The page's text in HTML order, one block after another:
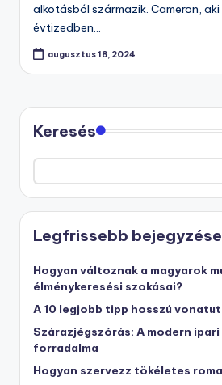
alkotásból származik. Cameron,
évtizedben…
augusztus 18, 2024
Keresés
Legfrissebb
Hogyan változnak a magyarok
élménykeresési szokásai?
A 10 legjobb tipp hosszú
Szárazjégszórás: A modern
forradalma
Hogyan szervezz tökéletes